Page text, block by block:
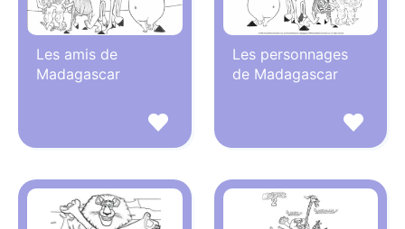
Les amis de
Madagascar
Les personnages
de Madagascar